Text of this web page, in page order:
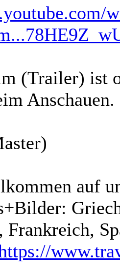
(Trailer) ist
Anschauen.
auf
Frankreich,